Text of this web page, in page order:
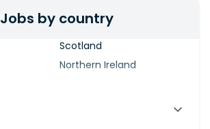
Jobs by country
Scotland
Northern Ireland